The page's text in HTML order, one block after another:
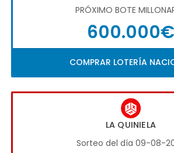
PRÓXIMO BOTE
600.000€
COMPRAR LOTERÍA
LA QUINIELA
Sorteo del día 09-08-